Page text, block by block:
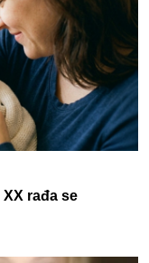
rađa se